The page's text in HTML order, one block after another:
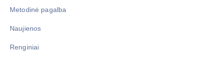
Metodinė pagalba
Naujienos
Renginiai